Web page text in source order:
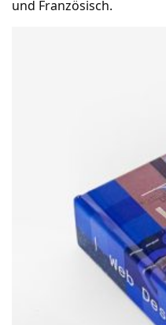
und Französisch.